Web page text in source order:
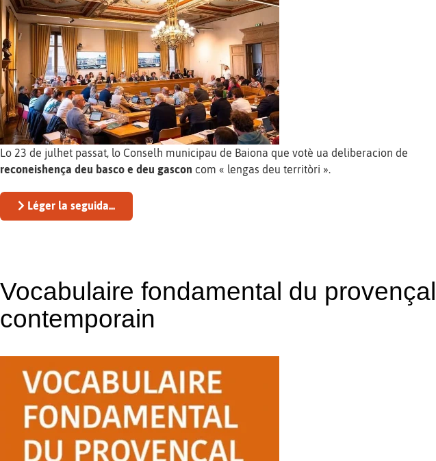
Lo 23 de julhet passat, lo Conselh municipau de Baiona que votè ua deliberacion de
reconeishença deu basco e deu gascon com « lengas deu territòri ».
Léger la seguida...
Vocabulaire fondamental du provençal
contemporain